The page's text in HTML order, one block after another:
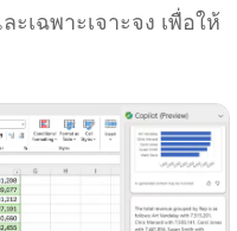
เฉพาะเจาะจง เพื่อให้